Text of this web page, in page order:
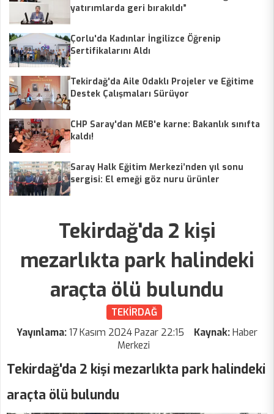
yatırımlarda geri bırakıldı”
Çorlu'da Kadınlar İngilizce Öğrenip
Sertifikalarını Aldı
Tekirdağ'da Aile Odaklı Projeler ve Eğitime
Destek Çalışmaları Sürüyor
CHP Saray'dan MEB'e karne: Bakanlık sınıfta
kaldı!
Saray Halk Eğitim Merkezi’nden yıl sonu
sergisi: El emeği göz nuru ürünler
Tekirdağ'da 2 kişi
mezarlıkta park halindeki
araçta ölü bulundu
TEKİRDAĞ
Yayınlama:17 Kasım 2024 Pazar 22:15 Kaynak:Haber
Merkezi
Tekirdağ'da 2 kişi mezarlıkta park halindeki
araçta ölü bulundu